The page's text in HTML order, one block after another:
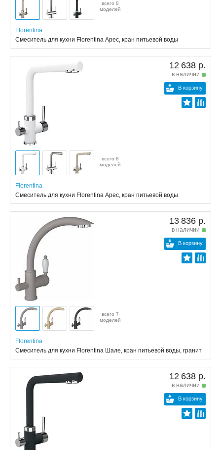
всего 8
моделей
Florentina
Смеситель для кухни Florentina Арес, кран питьевой воды
12 638 р.
в наличии
В корзину
всего 8
моделей
Florentina
Смеситель для кухни Florentina Арес, кран питьевой воды
13 836 р.
в наличии
В корзину
всего 7
моделей
Florentina
Смеситель для кухни Florentina Шале, кран питьевой воды, гранит
12 638 р.
в наличии
В корзину